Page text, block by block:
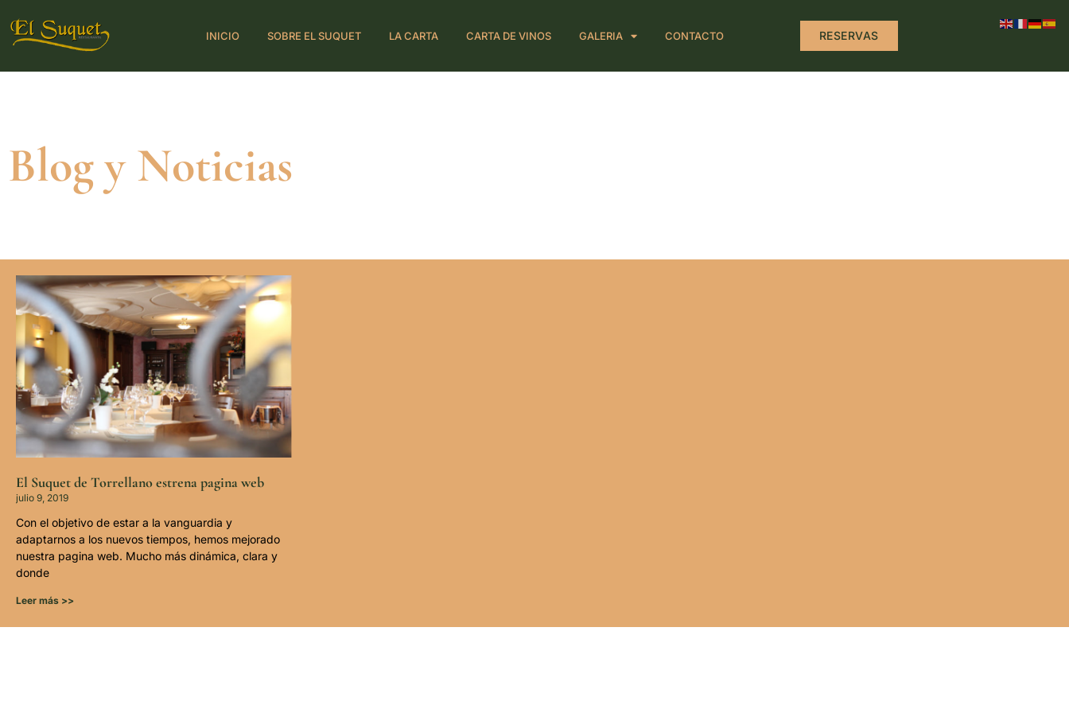
INICIO SOBRE EL SUQUET LA CARTA CARTA DE VINOS GALERIA CONTACTO RESERVAS
Blog y Noticias
El Suquet de Torrellano estrena pagina web
julio 9, 2019
Con el objetivo de estar a la vanguardia y
adaptarnos a los nuevos tiempos, hemos mejorado
nuestra pagina web. Mucho más dinámica, clara y
donde
Leer más >>